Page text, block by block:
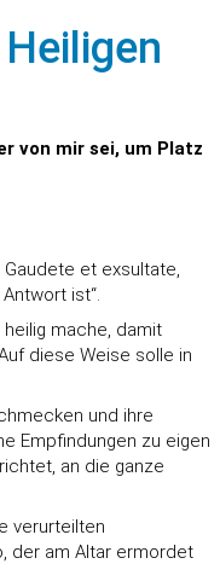
von mir sei, um Platz
Gaudete et exsultate,
ist“.
heilig mache, damit
diese Weise solle in
und ihre
Empfindungen zu eigen
an die ganze
verurteilten
der am Altar ermordet